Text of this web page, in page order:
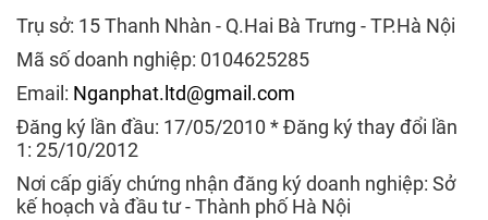
Trụ sở: 15 Thanh Nhàn - Q.Hai Bà Trưng - TP.Hà Nội
Mã số doanh nghiệp: 0104625285
Email: Nganphat.ltd@gmail.com
Đăng ký lần đầu: 17/05/2010 * Đăng ký thay đổi lần
1: 25/10/2012
Nơi cấp giấy chứng nhận đăng ký doanh nghiệp: Sở
kế hoạch và đầu tư - Thành phố Hà Nội